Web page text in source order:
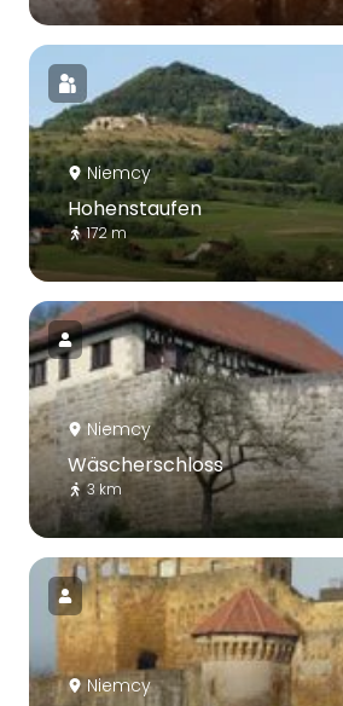
Niemcy
Hohenstaufen
172 m
Niemcy
Wäscherschloss
3 km
Niemcy